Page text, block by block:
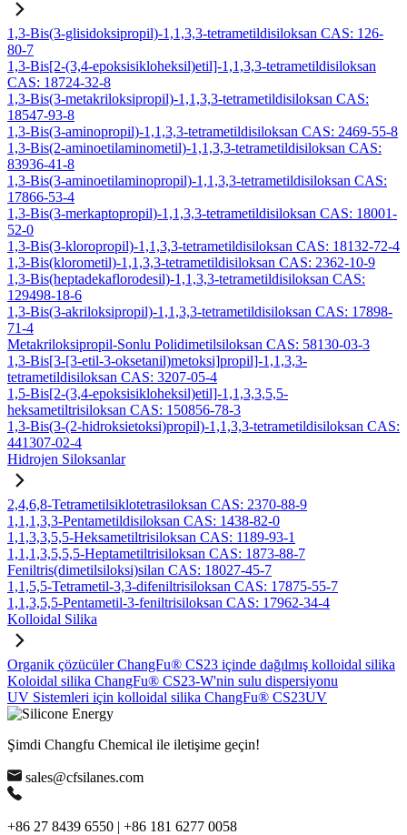
1,3-Bis(3-glisidoksipropil)-1,1,3,3-tetrametildisiloksan CAS: 126-
80-7
1,3-Bis[2-(3,4-epoksisikloheksil)etil]-1,1,3,3-tetrametildisiloksan
CAS: 18724-32-8
1,3-Bis(3-metakriloksipropil)-1,1,3,3-tetrametildisiloksan CAS:
18547-93-8
1,3-Bis(3-aminopropil)-1,1,3,3-tetrametildisiloksan CAS: 2469-55-8
1,3-Bis(2-aminoetilaminometil)-1,1,3,3-tetrametildisiloksan CAS:
83936-41-8
1,3-Bis(3-aminoetilaminopropil)-1,1,3,3-tetrametildisiloksan CAS:
17866-53-4
1,3-Bis(3-merkaptopropil)-1,1,3,3-tetrametildisiloksan CAS: 18001-
52-0
1,3-Bis(3-kloropropil)-1,1,3,3-tetrametildisiloksan CAS: 18132-72-4
1,3-Bis(klorometil)-1,1,3,3-tetrametildisiloksan CAS: 2362-10-9
1,3-Bis(heptadekaflorodesil)-1,1,3,3-tetrametildisiloksan CAS:
129498-18-6
1,3-Bis(3-akriloksipropil)-1,1,3,3-tetrametildisiloksan CAS: 17898-
71-4
Metakriloksipropil-Sonlu Polidimetilsiloksan CAS: 58130-03-3
1,3-Bis[3-[3-etil-3-oksetanil)metoksi]propil]-1,1,3,3-
tetrametildisiloksan CAS: 3207-05-4
1,5-Bis[2-(3,4-epoksisikloheksil)etil]-1,1,3,3,5,5-
heksametiltrisiloksan CAS: 150856-78-3
1,3-Bis(3-(2-hidroksietoksi)propil)-1,1,3,3-tetrametildisiloksan CAS:
441307-02-4
Hidrojen Siloksanlar
2,4,6,8-Tetrametilsiklotetrasiloksan CAS: 2370-88-9
1,1,1,3,3-Pentametildisiloksan CAS: 1438-82-0
1,1,3,3,5,5-Heksametiltrisiloksan CAS: 1189-93-1
1,1,1,3,5,5,5-Heptametiltrisiloksan CAS: 1873-88-7
Feniltris(dimetilsiloksi)silan CAS: 18027-45-7
1,1,5,5-Tetrametil-3,3-difeniltrisiloksan CAS: 17875-55-7
1,1,3,5,5-Pentametil-3-feniltrisiloksan CAS: 17962-34-4
Kolloidal Silika
Organik çözücüler ChangFu® CS23 içinde dağılmış kolloidal silika
Koloidal silika ChangFu® CS23-W'nin sulu dispersiyonu
UV Sistemleri için kolloidal silika ChangFu® CS23UV
Şimdi Changfu Chemical ile iletişime geçin!
sales@cfsilanes.com
+86 27 8439 6550 | +86 181 6277 0058